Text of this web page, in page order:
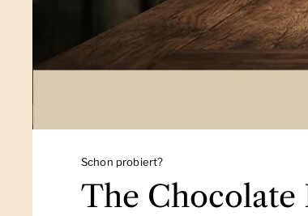
Schon probiert?
The Chocolate